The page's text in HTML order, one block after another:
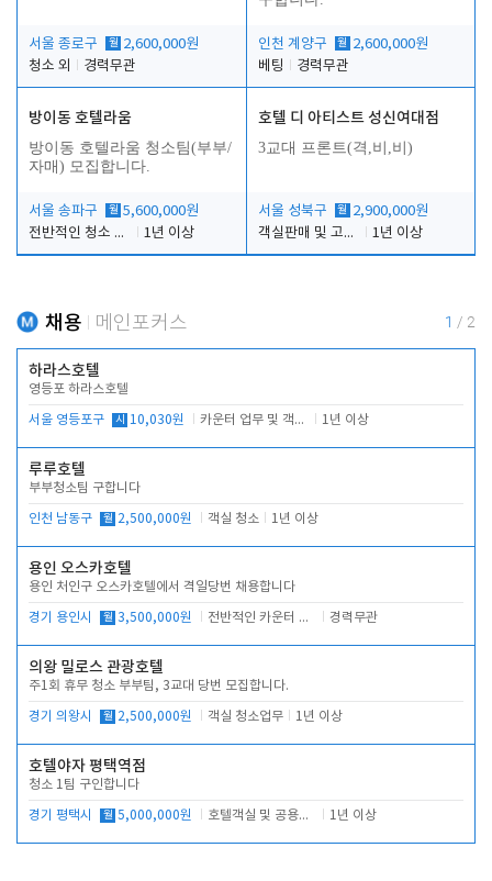
서울 종로구 월 2,600,000원
청소 외
경력무관
인천 계양구 월 2,600,000원
베팅
경력무관
방이동 호텔라움
방이동 호텔라움 청소팀(부부/
자매) 모집합니다.
서울 송파구 월 5,600,000원
전반적인 청소 업무(객실청소.객실정리)
1년 이상
호텔 디 아티스트 성신여대점
3교대 프론트(격,비,비)
서울 성북구 월 2,900,000원
객실판매 및 고객응대
1년 이상
채용 메인포커스 1 / 2
하라스호텔
영등포 하라스호텔
서울 영등포구 시 10,030원 카운터 업무 및 객실관리(청소상태 확인, 객실판매) 1년 이상
루루호텔
부부청소팀 구합니다
인천 남동구 월 2,500,000원 객실 청소 1년 이상
용인 오스카호텔
용인 처인구 오스카호텔에서 격일당번 채용합니다
경기 용인시 월 3,500,000원 전반적인 카운터 업무 경력무관
의왕 밀로스 관광호텔
주1회 휴무 청소 부부팀, 3교대 당번 모집합니다.
경기 의왕시 월 2,500,000원 객실 청소업무 1년 이상
호텔야자 평택역점
청소 1팀 구인합니다
경기 평택시 월 5,000,000원 호텔객실 및 공용시설 청소 관리 1년 이상